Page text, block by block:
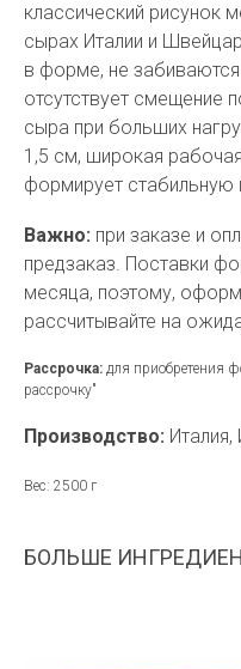
классический рисунок
сырах Италии и
в форме, не забиваются
отсутствует смещение
сыра при больших
1,5 см, широкая
формирует стабильную
Важно: при заказе и
предзаказ. Поставки
месяца, поэтому,
рассчитывайте на
Рассрочка: для приобретения
рассрочку"
Производство: Италия,
Вес: 2500 г
БОЛЬШЕ